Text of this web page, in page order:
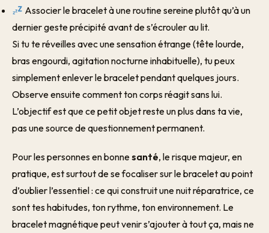
Associer le bracelet à une routine sereine plutôt qu’à un
dernier geste précipité avant de s’écrouler au lit.
Si tu te réveilles avec une sensation étrange (tête lourde,
bras engourdi, agitation nocturne inhabituelle), tu peux
simplement enlever le bracelet pendant quelques jours.
Observe ensuite comment ton corps réagit sans lui.
L’objectif est que ce petit objet reste un plus dans ta vie,
pas une source de questionnement permanent.
Pour les personnes en bonnesanté, le risque majeur, en
pratique, est surtout de se focaliser sur le bracelet au point
d’oublier l’essentiel : ce qui construit une nuit réparatrice, ce
sont tes habitudes, ton rythme, ton environnement. Le
bracelet magnétique peut venir s’ajouter à tout ça, mais ne